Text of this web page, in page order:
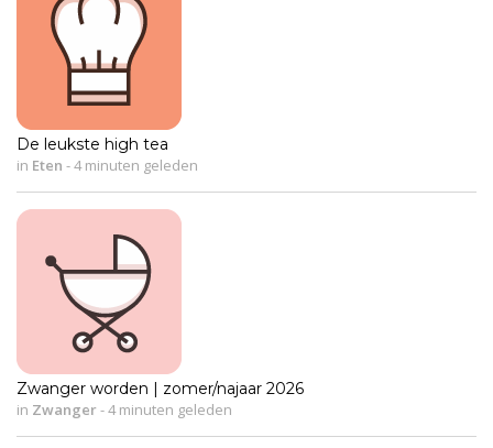
De leukste high tea
in Eten -4 minuten geleden
Zwanger worden | zomer/najaar 2026
in Zwanger-4 minuten geleden